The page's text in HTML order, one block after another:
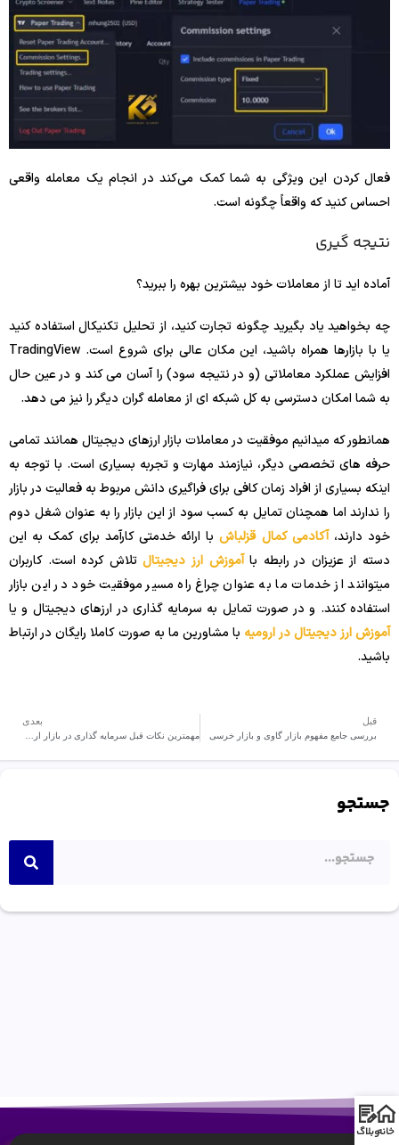
فعال کردن این ویژگی به شما کمک می‌کند در انجام یک معامله واقعی
احساس کنید که واقعاً چگونه است.
نتیجه گیری
آماده اید تا از معاملات خود بیشترین بهره را ببرید؟
چه بخواهید یاد بگیرید چگونه تجارت کنید، از تحلیل تکنیکال استفاده کنید
یا با بازارها همراه باشید، این مکان عالی برای شروع است. TradingView
افزایش عملکرد معاملاتی (و در نتیجه سود) را آسان می کند و در عین حال
به شما امکان دسترسی به کل شبکه ای از معامله گران دیگر را نیز می دهد.
همانطور که میدانیم موفقیت در معاملات بازار ارزهای دیجیتال همانند تمامی
حرفه های تخصصی دیگر، نیازمند مهارت و تجربه بسیاری است. با توجه به
اینکه بسیاری از افراد زمان کافی برای فراگیری دانش مربوط به فعالیت در بازار
را ندارند اما همچنان تمایل به کسب سود از این بازار را به عنوان شغل دوم
خود دارند،آکادمی کمال قزلباشبا ارائه خدمتی کارآمد برای کمک به این
دسته از عزیزان در رابطه باآموزش ارز دیجیتالتلاش کرده است. کاربران
میتوانند از خدمات ما به عنوان چراغ راه مسیر موفقیت خود در این بازار
استفاده کنند. و در صورت تمایل به سرمایه گذاری در ارزهای دیجیتال و یا
آموزش ارز دیجیتال در ارومیه با مشاورین ما به صورت کاملا رایگان در ارتباط
باشید.
قبل
بررسی جامع مفهوم بازار گاوی و بازار خرسی
بعدی
جستجو
خانهوبلاگ